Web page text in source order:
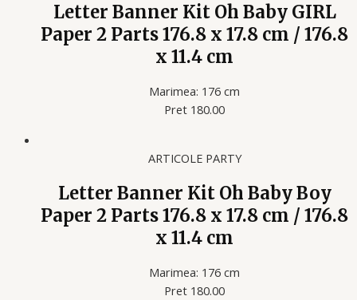
Letter Banner Kit Oh Baby GIRL
Paper 2 Parts 176.8 x 17.8 cm / 176.8
x 11.4 cm
Marimea: 176 cm
Pret 180.00
ARTICOLE PARTY
Letter Banner Kit Oh Baby Boy
Paper 2 Parts 176.8 x 17.8 cm / 176.8
x 11.4 cm
Marimea: 176 cm
Pret 180.00